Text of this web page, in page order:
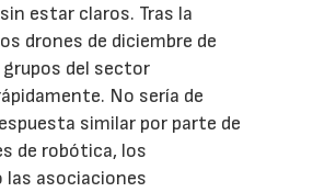
estar claros. Tras la
drones de diciembre de
grupos del sector
No sería de
similar por parte de
de robótica, los
las asociaciones